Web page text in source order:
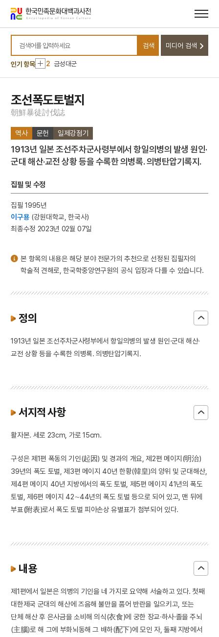
바로가기
바로가기
검색어를 입력하세요
검색 미디어 검색
인기 항목
10 강릉 방해정
1 최장학
2 금성대군
3 송순
3·1독립선언서
5
강화도조약
7
미인도
8
세조
9 세종
1 최장학
2
3 송순
5 강화도조약
6 고양 송포 백송
조선폭도토벌지
朝鮮暴徒討伐誌
역사 문헌 일제강점기
1913년 일본 조선주차군사령부에서 항일의병의 발생 원인·
군대 해산·교전 상황 등을 수록한 의병록. 의병탄압기록지.
집필 및 수정
집필 1995년
이구용 (강원대학교, 한국사)
최종수정 2023년 02월 07일
본 항목의 내용은 해당 분야 전문가의 추천으로 선정된 집필자의
학술적 견해로, 한국학중앙연구원의 공식 입장과 다를 수 있습니다.
정의
1913년 일본 조선주차군사령부에서 항일의병의 발생 원인·군대 해산·
교전 상황 등을 수록한 의병록. 의병탄압기록지.
서지적 사항
활자본. 세로 23cm, 가로 15cm.
구성은 제1편 폭동의 기인(起因) 및 경과의 개요, 제2편 메이지(明治)
39년의 폭도 토벌, 제3편 메이지 40년 한황(韓皇)의 양위 및 군대해산,
제4편 메이지 40년 지방에서의 폭도 토벌, 제5편 메이지 41년의 폭도
토벌, 제6편 메이지 42∼44년의 폭도 토벌 등으로 되어 있고, 맨 뒤에
부표(附表)로서 폭도 토벌 피아손상 유별표가 첨부되어 있다.
내용
제1편에서 일본은 의병의 기인을 네 가지로 요약해 서술하고 있다. 첫째
대한제국 군대의 해산에 즈음해 불만을 품어 반란을 일으키고, 또는
단체 해산 후 은사금을 소비해 의식(衣食)에 궁한 장교·하사·졸을 주뇌
(主腦)로 해 그에 부화뇌동해 그 배하(配下)에 모인 자, 둘째 지방에서